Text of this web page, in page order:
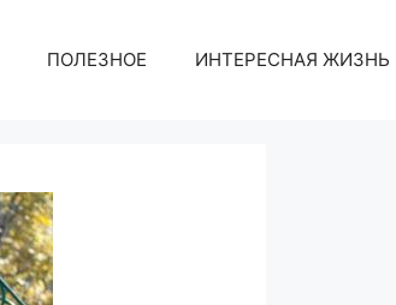
ПОЛЕЗНОЕ ИНТЕРЕСНАЯ ЖИЗНЬ